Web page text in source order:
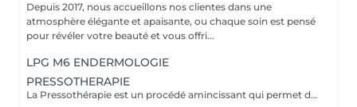
Depuis 2017, nous accueillons nos clientes dans une
atmosphère élégante et apaisante, ou chaque soin est pensé
pour révéler votre beauté et vous offri...
LPG M6 ENDERMOLOGIE
PRESSOTHERAPIE
La Pressothérapie est un procédé amincissant qui permet de traiter les problèmes de rétention d'eau, de circulation sanguine, et soulagé les jambes lourdes. Cette technique mécanique agit comme un drainage lymphatique. Nous utilisons un appareil de Pressothérapie qui opére un massage par compression et décompression. Les alvéoles des accessoires se remplissent d'air à un rythme varié et exercent des pressions multiples et douces sur les parties traitées.